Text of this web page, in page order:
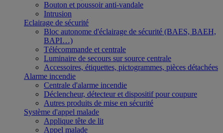
Bouton et poussoir anti-vandale
Intrusion
Eclairage de sécurité
Bloc autonome d'éclairage de sécurité (BAES, BAEH,
BAPI…)
Télécommande et centrale
Luminaire de secours sur source centrale
Accessoires, étiquettes, pictogrammes, pièces détachées
Alarme incendie
Centrale d'alarme incendie
Déclencheur, détecteur et dispositif pour coupure
Autres produits de mise en sécurité
Système d'appel malade
Applique tête de lit
Appel malade